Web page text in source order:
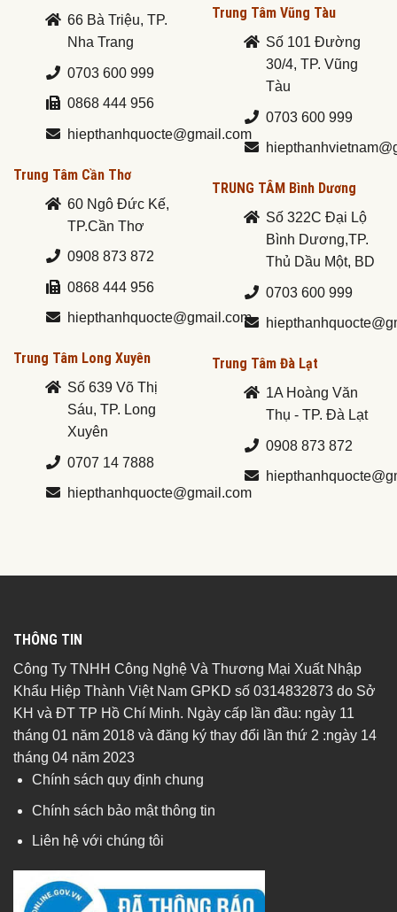
66 Bà Triệu, TP.
Nha Trang
0703 600 999
0868 444 956
hiepthanhquocte@gmail.com
Trung Tâm Cần Thơ
60 Ngô Đức Kế,
TP.Cần Thơ
0908 873 872
0868 444 956
hiepthanhquocte@gmail.com
Trung Tâm Long Xuyên
Số 639 Võ Thị
Sáu, TP. Long
Xuyên
0707 14 7888
hiepthanhquocte@gmail.com
Trung Tâm Vũng Tàu
Số 101 Đường
30/4, TP. Vũng
Tàu
0703 600 999
TRUNG TÂM Bình Dương
Số 322C Đại Lộ
Bình Dương,TP.
Thủ Dầu Một, BD
0703 600 999
Trung Tâm Đà Lạt
1A Hoàng Văn
Thụ - TP. Đà Lạt
0908 873 872
THÔNG TIN
Công Ty TNHH Công Nghệ Và Thương Mại Xuất Nhập
Khẩu Hiệp Thành Việt Nam GPKD số 0314832873 do Sở
KH và ĐT TP Hồ Chí Minh. Ngày cấp lần đầu: ngày 11
tháng 01 năm 2018 và đăng ký thay đổi lần thứ 2 :ngày 14
tháng 04 năm 2023
Chính sách quy định chung
Chính sách bảo mật thông tin
Liên hệ với chúng tôi